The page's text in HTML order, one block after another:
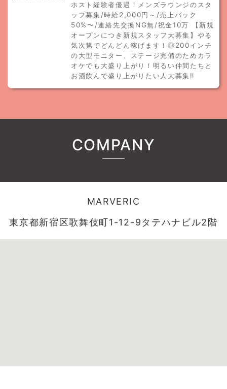
ホスト経験者優遇！メンズラウンジのスタ
ッフ募集/時給2,000円～/売上バック
50%〜/連絡先交換NG無/祝金10万 【新規
オープンにつき新規スタッフ大募集】やる
気次第でどんどん稼げます！◎200インチ
の大型モニター、ステージ完備のためカラ
オケでも大盛り上がり！明るい仲間たちと
お酒飲んで盛り上がりたい人大募集‼︎
COMPANY
MARVERIC
東京都新宿区歌舞伎町1-12-9タテハナビル2階